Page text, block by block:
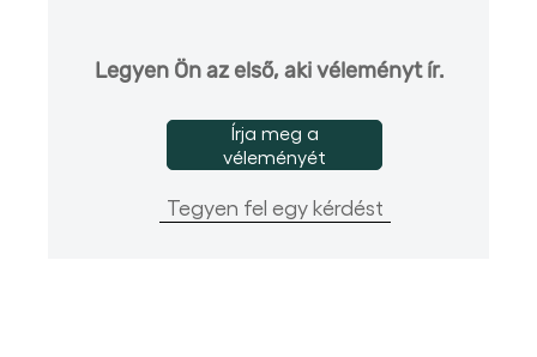
Legyen Ön az első, aki véleményt ír.
Írja meg a
véleményét
Tegyen fel egy kérdést